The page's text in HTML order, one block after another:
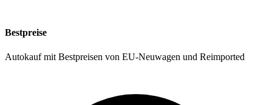
Bestpreise
Autokauf mit Bestpreisen von EU-Neuwagen und Reimported